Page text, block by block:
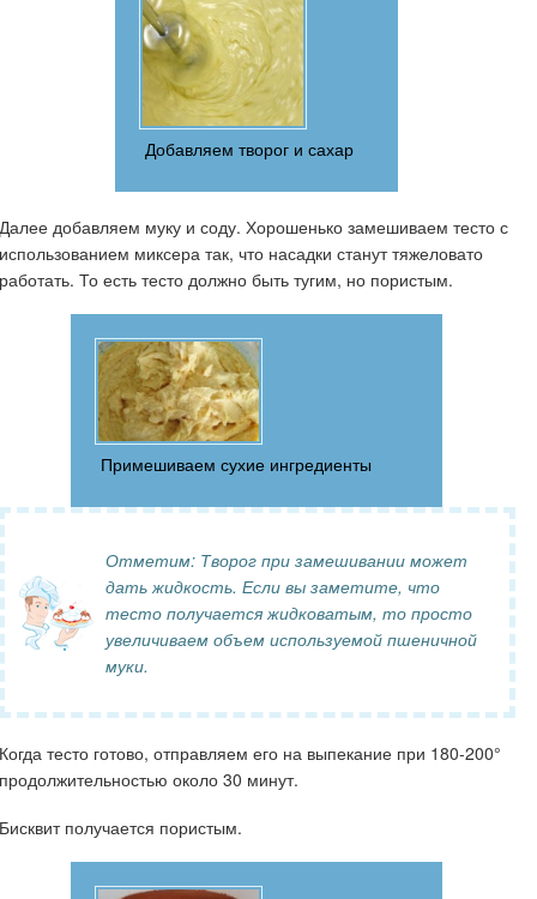
Добавляем творог и сахар
Далее добавляем муку и соду. Хорошенько замешиваем тесто с
использованием миксера так, что насадки станут тяжеловато
работать. То есть тесто должно быть тугим, но пористым.
Примешиваем сухие ингредиенты
Отметим: Творог при замешивании может
дать жидкость. Если вы заметите, что
тесто получается жидковатым, то просто
увеличиваем объем используемой пшеничной
муки.
Когда тесто готово, отправляем его на выпекание при 180-200°
продолжительностью около 30 минут.
Бисквит получается пористым.